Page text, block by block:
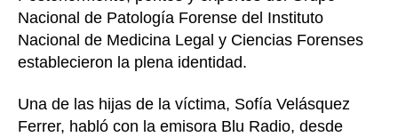
Nacional de Patología Forense del Instituto
Nacional de Medicina Legal y Ciencias Forenses
establecieron la plena identidad.
Una de las hijas de la víctima, Sofía Velásquez
Ferrer, habló con la emisora Blu Radio, desde